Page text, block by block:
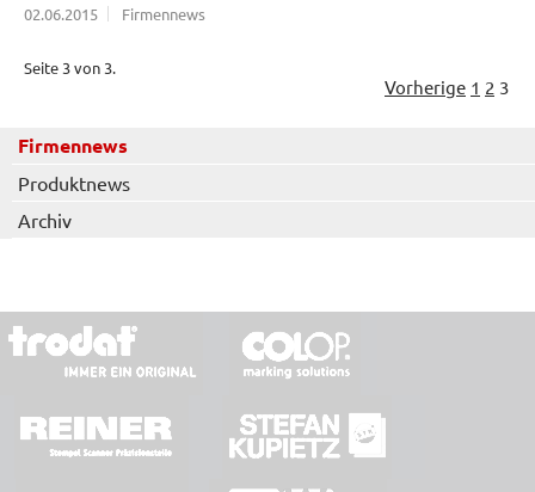
02.06.2015 Firmennews
Seite 3 von 3.
Vorherige 1 2 3
Firmennews
Produktnews
Archiv